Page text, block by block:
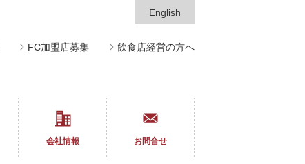
English
FC加盟店募集 飲食店経営の方へ
会社情報 お問合せ